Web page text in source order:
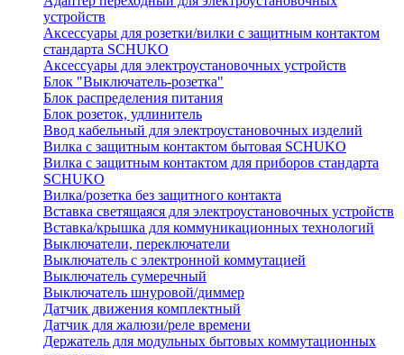
устройств
Аксессуары для розетки/вилки с защитным контактом
стандарта SCHUKO
Аксессуары для электроустановочных устройств
Блок "Выключатель-розетка"
Блок распределения питания
Блок розеток, удлинитель
Ввод кабельный для электроустановочных изделий
Вилка с защитным контактом бытовая SCHUKO
Вилка с защитным контактом для приборов стандарта
SCHUKO
Вилка/розетка без защитного контакта
Вставка светящаяся для электроустановочных устройств
Вставка/крышка для коммуникационных технологий
Выключатели, переключатели
Выключатель с электронной коммутацией
Выключатель сумеречный
Выключатель шнуровой/диммер
Датчик движения комплектный
Датчик для жалюзи/реле времени
Держатель для модульных бытовых коммутационных